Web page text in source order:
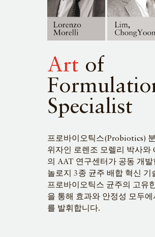
Art of
Specialist
프로바이오틱스(Probiotics)
위자인 로렌조 모렐리 박사와
의 AAT 연구센터가 공동 개
놀로지 3종 균주 배합 혁신 기
프로바이오틱스 균주의 고유
을 통해 효과와 안정성 모두에
를 발휘합니다.